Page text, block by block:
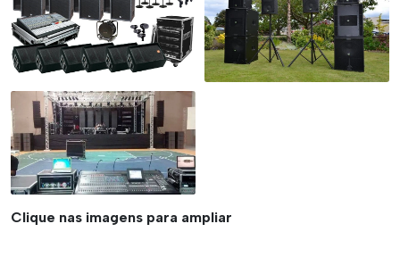
Clique nas imagens para ampliar